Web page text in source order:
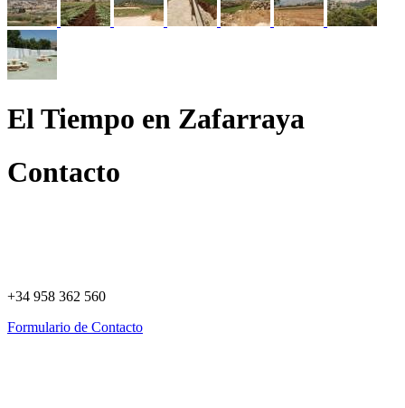
El Tiempo en Zafarraya
Contacto
+34 958 362 560
Formulario de Contacto